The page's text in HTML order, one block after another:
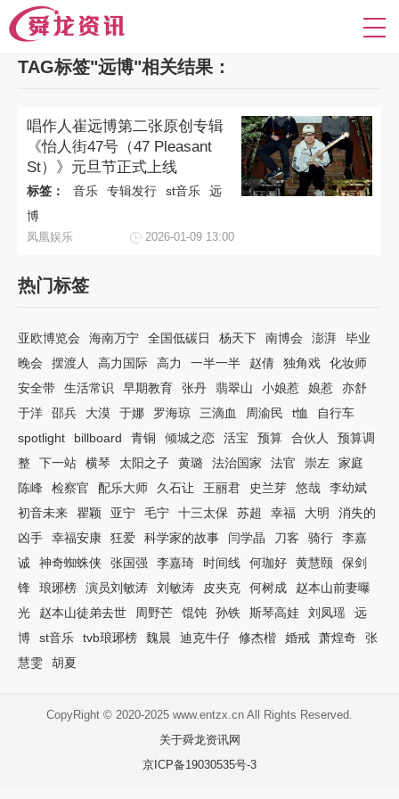
TAG标签"远博"相关结果：
唱作人崔远博第二张原创专辑
《怡人街47号（47 Pleasant
St）》元旦节正式上线
标签： 音乐 专辑发行 st音乐
远
博
凤凰娱乐 2026-01-09 13:00
热门标签
亚欧博览会 海南万宁 全国低碳日 杨天下 南博会 澎湃
毕业
晚会
摆渡人 高力国际 高力 一半一半 赵倩 独角戏
化妆师
安全带
生活常识 早期教育 张丹 翡翠山 小娘惹 娘惹
亦舒
于洋
邵兵 大漠 于娜 罗海琼 三滴血 周渝民 t恤
自行车
spotlight
billboard 青铜 倾城之恋 活宝 预算 合伙人
预算调
整
下一站 横琴 太阳之子 黄璐 法治国家 法官 崇左
家庭
陈峰
检察官 配乐大师 久石让 王丽君 史兰芽 悠哉
李幼斌
初音未来
瞿颖 亚宁 毛宁 十三太保 苏超 幸福 大明
消失的
凶手
幸福安康 狂爱 科学家的故事 闫学晶 刀客 骑行
李嘉
诚
神奇蜘蛛侠 张国强 李嘉琦 时间线 何珈好 黄慧颐
保剑
锋
琅琊榜 演员刘敏涛 刘敏涛 皮夹克 何树成
赵本山前妻曝
光
赵本山徒弟去世 周野芒 馄饨 孙铁 斯琴高娃 刘凤瑶
远
博
st音乐 tvb琅琊榜 魏晨 迪克牛仔 修杰楷 婚戒 萧煌奇
张
慧雯
胡夏
CopyRight © 2020-2025 www.entzx.cn All Rights Reserved.
关于舜龙资讯网
京ICP备19030535号-3